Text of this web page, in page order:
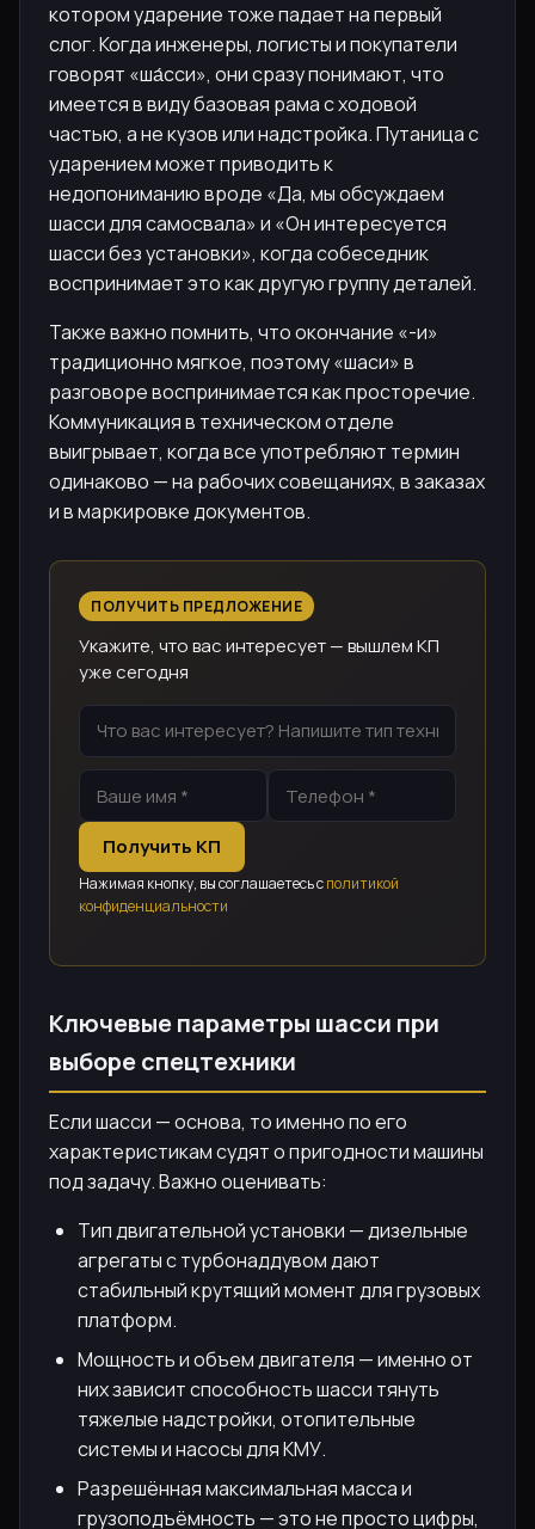
котором ударение тоже падает на первый
слог. Когда инженеры, логисты и покупатели
говорят «ша́сси», они сразу понимают, что
имеется в виду базовая рама с ходовой
частью, а не кузов или надстройка. Путаница с
ударением может приводить к
недопониманию вроде «Да, мы обсуждаем
шасси для самосвала» и «Он интересуется
шасси без установки», когда собеседник
воспринимает это как другую группу деталей.
Также важно помнить, что окончание «-и»
традиционно мягкое, поэтому «шаси» в
разговоре воспринимается как просторечие.
Коммуникация в техническом отделе
выигрывает, когда все употребляют термин
одинаково — на рабочих совещаниях, в заказах
и в маркировке документов.
ПОЛУЧИТЬ ПРЕДЛОЖЕНИЕ
Укажите, что вас интересует — вышлем КП
уже сегодня
Получить КП
Нажимая кнопку, вы соглашаетесь сполитикой
конфиденциальности
Ключевые параметры шасси при
выборе спецтехники
Если шасси — основа, то именно по его
характеристикам судят о пригодности машины
под задачу. Важно оценивать:
Тип двигательной установки — дизельные
агрегаты с турбонаддувом дают
стабильный крутящий момент для грузовых
платформ.
Мощность и объем двигателя — именно от
них зависит способность шасси тянуть
тяжелые надстройки, отопительные
системы и насосы для КМУ.
Разрешённая максимальная масса и
грузоподъёмность — это не просто цифры,